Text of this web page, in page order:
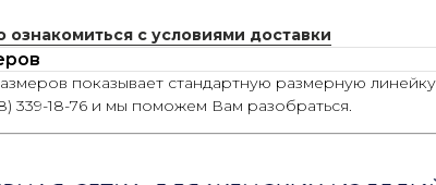
ознакомиться с условиями доставки
показывает стандартную размерную
339-18-76 и мы поможем Вам разобраться.